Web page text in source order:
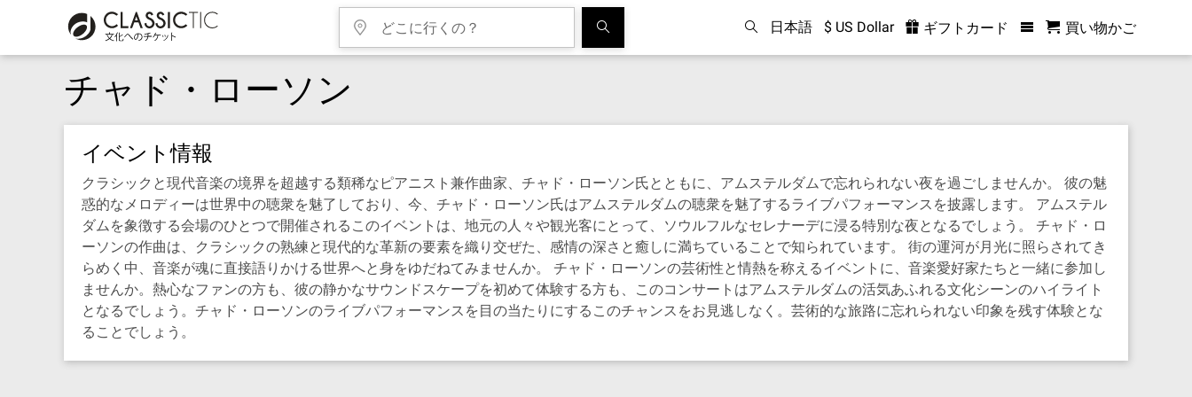
日本語 $ US Dollar ギフトカード 買い物かご
チャド・ローソン
イベント情報
クラシックと現代音楽の境界を超越する類稀なピアニスト兼作曲家、チャド・ローソン氏とともに、アムステルダムで忘れられない夜を過ごしませんか。 彼の魅
惑的なメロディーは世界中の聴衆を魅了しており、今、チャド・ローソン氏はアムステルダムの聴衆を魅了するライブパフォーマンスを披露します。 アムステル
ダムを象徴する会場のひとつで開催されるこのイベントは、地元の人々や観光客にとって、ソウルフルなセレナーデに浸る特別な夜となるでしょう。 チャド・ロ
ーソンの作曲は、クラシックの熟練と現代的な革新の要素を織り交ぜた、感情の深さと癒しに満ちていることで知られています。 街の運河が月光に照らされてき
らめく中、音楽が魂に直接語りかける世界へと身をゆだねてみませんか。 チャド・ローソンの芸術性と情熱を称えるイベントに、音楽愛好家たちと一緒に参加し
ませんか。熱心なファンの方も、彼の静かなサウンドスケープを初めて体験する方も、このコンサートはアムステルダムの活気あふれる文化シーンのハイライト
となるでしょう。チャド・ローソンのライブパフォーマンスを目の当たりにするこのチャンスをお見逃しなく。芸術的な旅路に忘れられない印象を残す体験とな
ることでしょう。